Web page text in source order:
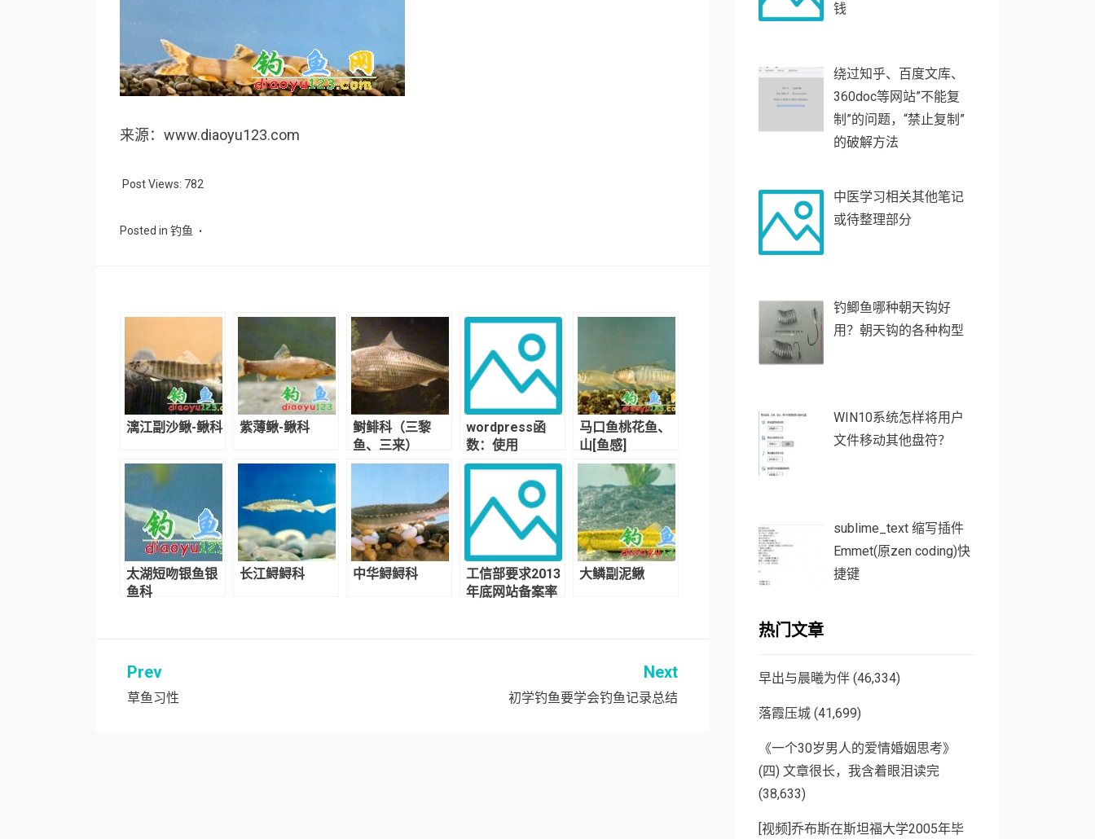
来源：www.diaoyu123.com
Post Views: 782
Posted in 钓鱼
漓江副沙鳅-鳅科 紫薄鳅-鳅科
鲥鲱科（三黎
鱼、三来）
wordpress函
数：使用
query_posts()
函数获取指定文
马口鱼桃花鱼、
山[鱼感]
太湖短吻银鱼银
鱼科
长江鲟鲟科 中华鲟鲟科
工信部要求2013
年底网站备案率
大鳞副泥鳅
文
章
Prev
草鱼习性
Next
初学钓鱼要学会钓鱼记录总结
钱
绕过知乎、百度文库、
360doc等网站”不能复
制”的问题，“禁止复制”
的破解方法
中医学习相关其他笔记
或待整理部分
钓鲫鱼哪种朝天钩好
用？朝天钩的各种构型
WIN10系统怎样将用户
文件移动其他盘符？
sublime_text 缩写插件
Emmet(原zen coding)快
捷键
热门文章
早出与晨曦为伴 (46,334)
落霞压城 (41,699)
《一个30岁男人的爱情婚姻思考》
(四) 文章很长，我含着眼泪读完
(38,633)
[视频]乔布斯在斯坦福大学2005年毕